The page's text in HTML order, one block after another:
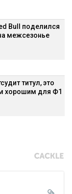
Bull поделился
межсезонье
титул, это
хорошим для Ф1